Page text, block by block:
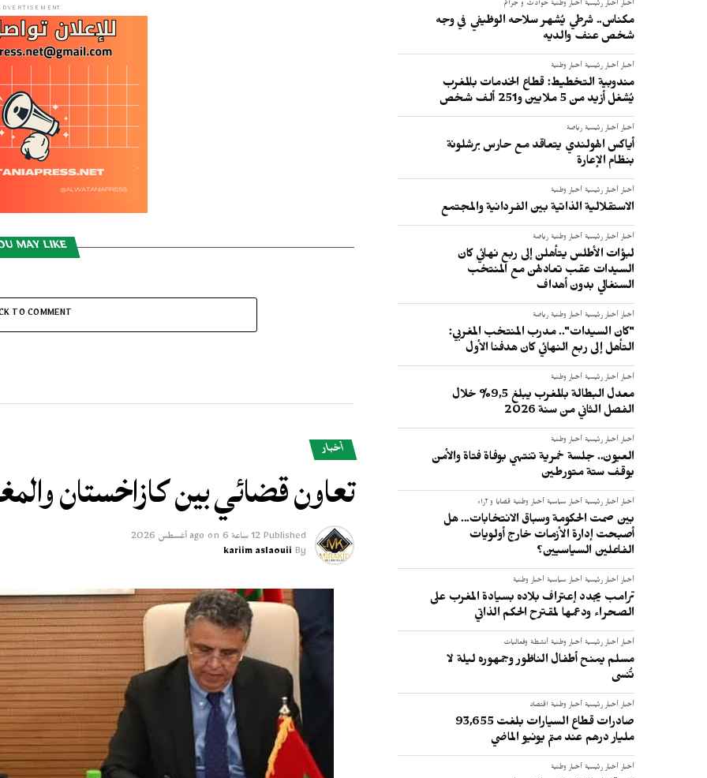
أخبار أخبار رئيسية أخبار وطنية حوادث و جرائم
مكناس.. شرطي يُشهر سلاحه الوظيفي في وجه
شخص عنف والديه
أخبار أخبار رئيسية أخبار وطنية
مندوبية التخطيط: قطاع الخدمات بالمغرب
يُشغل أزيد من 5 ملايين و251 ألف شخص
أخبار أخبار رئيسية رياضة
أياكس الهولندي يتعاقد مع حارس برشلونة
بنظام الإعارة
أخبار أخبار رئيسية أخبار وطنية
الاستقلالية الذاتية بين الفردانية والمجتمع
أخبار أخبار رئيسية أخبار وطنية رياضة
لبؤات الأطلس يتأهلن إلى ربع نهائي كان
السيدات عقب تعادلهن مع المنتخب
السنغالي بدون أهداف
أخبار أخبار رئيسية أخبار وطنية رياضة
"كان السيدات".. مدرب المنتخب المغربي:
التأهل إلى ربع النهائي كان هدفنا الأول
أخبار أخبار رئيسية أخبار وطنية
معدل البطالة بالمغرب يبلغ 9,5% خلال
الفصل الثاني من سنة 2026
أخبار أخبار رئيسية أخبار وطنية
العيون.. جلسة خمرية تنتهي بوفاة فتاة والأمن
يوقف ستة متورطين
أخبار أخبار رئيسية أخبار سياسية أخبار وطنية قضايا و آراء
بين صمت الحكومة وسباق الانتخابات... هل
أصبحت إدارة الأزمات خارج أولويات
الفاعلين السياسيين؟
أخبار أخبار رئيسية أخبار سياسية أخبار وطنية
ترامب يجدد إعتراف بلاده بسيادة المغرب على
الصحراء ودعمها لمقترح الحكم الذاتي
أخبار أخبار رئيسية أخبار وطنية أنشطة وفعاليات
مسلم يمنح أطفال الناظور وجمهوره ليلة لا
تُنسى
أخبار أخبار رئيسية أخبار وطنية اقتصاد
صادرات قطاع السيارات بلغت 93,655
مليار درهم عند متم يونيو الماضي
أخبار أخبار رئيسية أخبار وطنية
MAY LIKE
TO COMMENT
أخبار
تعاون قضائي بين كازاخستان
Published 12 ساعة ago on 6 أغسطس 2026
By
kariim aslaouii